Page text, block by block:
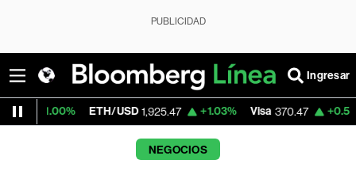
PUBLICIDAD
Ingresar
ETH/USD 1,925.47 +1.03% Visa 370.47 +0.52%
NEGOCIOS